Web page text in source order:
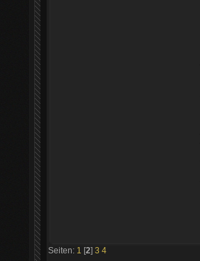
Seiten: 1 [2] 3 4